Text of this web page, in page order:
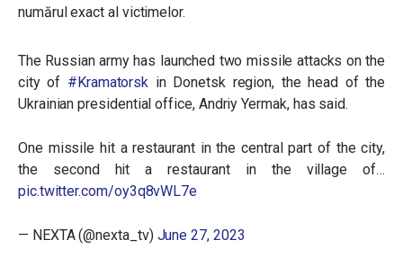
numărul exact al victimelor.
The Russian army has launched two missile attacks on the
city of #Kramatorsk in Donetsk region, the head of the
Ukrainian presidential office, Andriy Yermak, has said.
One missile hit a restaurant in the central part of the city,
the second hit a restaurant in the village of…
pic.twitter.com/oy3q8vWL7e
— NEXTA (@nexta_tv) June 27, 2023